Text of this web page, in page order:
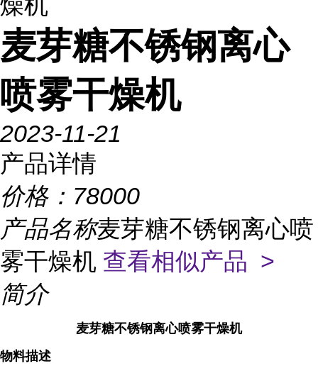
麦芽糖不锈钢离心
喷雾干燥机
2023-11-21
产品详情
价格： 78000
产品名称麦芽糖不锈钢离心喷
雾干燥机 查看相似产品 >
简介
麦芽糖不锈钢离心喷雾干燥机
物料描述